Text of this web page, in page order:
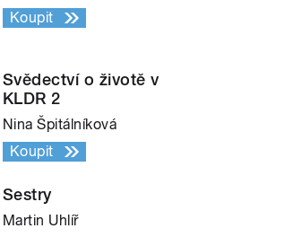
Koupit
Svědectví o životě v
KLDR 2
Nina Špitálníková
Koupit
Sestry
Martin Uhlíř